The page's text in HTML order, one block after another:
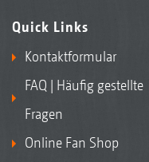
Quick Links
Kontaktformular
FAQ | Häufig gestellte
Fragen
Online Fan Shop